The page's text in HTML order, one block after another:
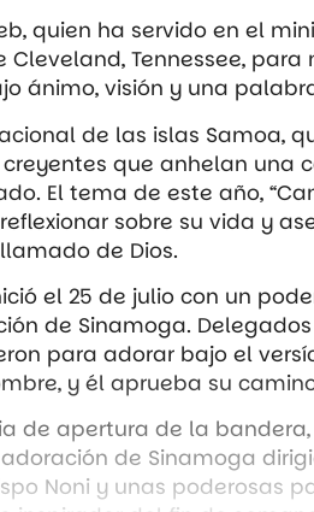
quien ha servido en el
Cleveland, Tennessee,
ánimo, visión y una
de las islas Samoa,
que anhelan una
El tema de este año,
sobre su vida y
de Dios.
el 25 de julio con un
de Sinamoga.
para adorar bajo el
y él aprueba su
de apertura de la
de Sinamoga
Noni y unas poderosas